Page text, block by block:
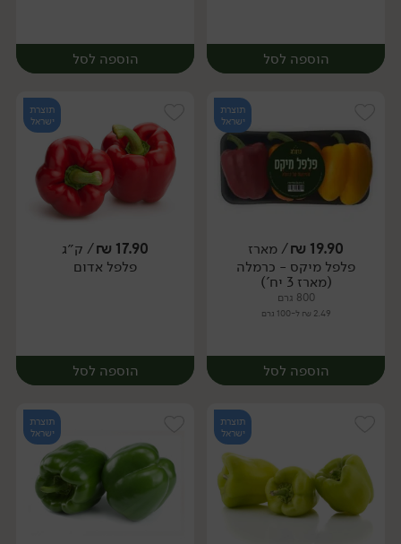
הוספה לסל
מארז
הוספה לסל
מארז
תוצרת
ישראל
19.90
₪/ מארז
פלפל מיקס - כרמלה
(מארז 3 יח')
800 גרם
2.49 ₪ ל-100 גרם
הוספה לסל
תוצרת
ישראל
17.90
₪/ ק״ג
פלפל אדום
הוספה לסל
תוצרת
ישראל
תוצרת
ישראל